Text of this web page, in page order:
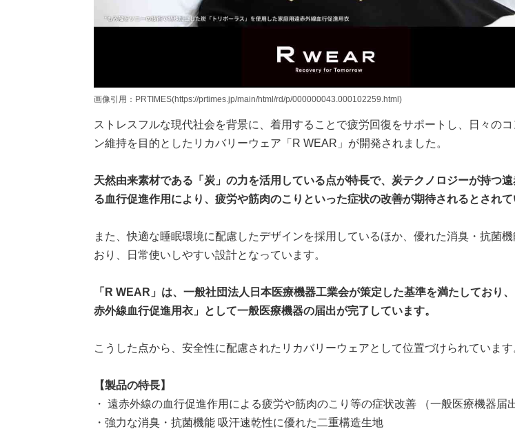
画像引用：PRTIMES(https://prtimes.jp/main/html/rd/p/000000043.000102259.html)
ストレスフルな現代社会を背景に、着用することで疲労回復をサポートし、日々のコ
ン維持を目的としたリカバリーウェア「R WEAR」が開発されました。
天然由来素材である「炭」の力を活用している点が特長で、炭テクノロジーが持つ遠
る血行促進作用により、疲労や筋肉のこりといった症状の改善が期待されるとされて
また、快適な睡眠環境に配慮したデザインを採用しているほか、優れた消臭・抗菌機
おり、日常使いしやすい設計となっています。
「R WEAR」は、一般社団法人日本医療機器工業会が策定した基準を満たしており
赤外線血行促進用衣」として一般医療機器の届出が完了しています。
こうした点から、安全性に配慮されたリカバリーウェアとして位置づけられています
【製品の特長】
・ 遠赤外線の血行促進作用による疲労や筋肉のこり等の症状改善 （一般医療機器届
・強力な消臭・抗菌機能 吸汗速乾性に優れた二重構造生地